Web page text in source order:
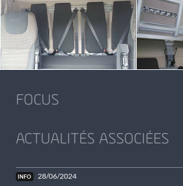
FOCUS
ACTUALITÉS ASSOCIÉES
28/06/2024